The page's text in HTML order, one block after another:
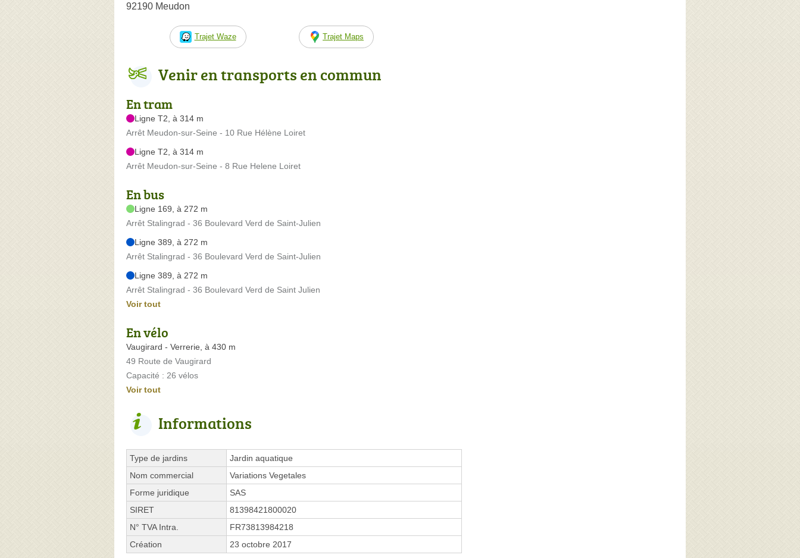
92190 Meudon
Trajet Waze Trajet Maps
Venir en transports en commun
En tram
Ligne T2, à 314 m
Arrêt Meudon-sur-Seine - 10 Rue Hélène Loiret
Ligne T2, à 314 m
Arrêt Meudon-sur-Seine - 8 Rue Helene Loiret
En bus
Ligne 169, à 272 m
Arrêt Stalingrad - 36 Boulevard Verd de Saint-Julien
Ligne 389, à 272 m
Arrêt Stalingrad - 36 Boulevard Verd de Saint-Julien
Ligne 389, à 272 m
Arrêt Stalingrad - 36 Boulevard Verd de Saint Julien
Voir tout
En vélo
Vaugirard - Verrerie, à 430 m
49 Route de Vaugirard
Capacité : 26 vélos
Voir tout
Informations
Type de jardins
Jardin aquatique
Nom commercial
Variations Vegetales
Forme juridique
SAS
SIRET
81398421800020
N° TVA Intra.
FR73813984218
Création
23 octobre 2017